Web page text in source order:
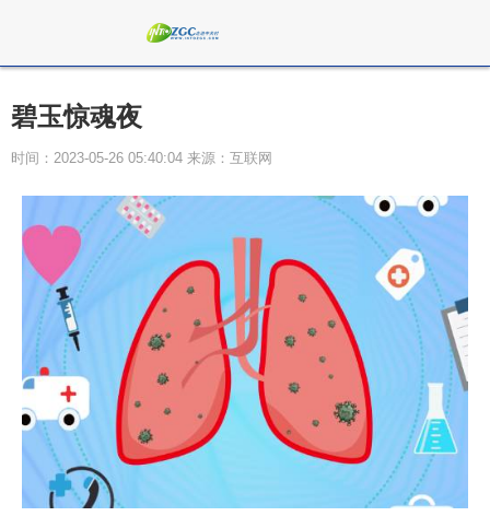
碧玉惊魂夜
时间：2023-05-26 05:40:04 来源：互联网